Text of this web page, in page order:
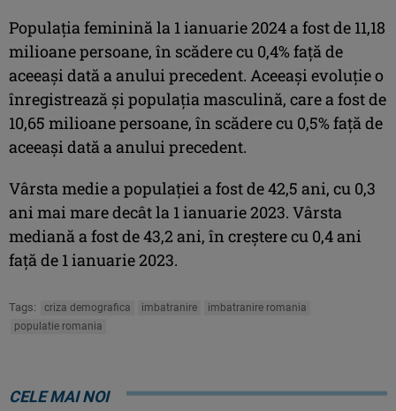
Populaţia feminină la 1 ianuarie 2024 a fost de 11,18
milioane persoane, în scădere cu 0,4% faţă de
aceeaşi dată a anului precedent. Aceeaşi evoluţie o
înregistrează şi populaţia masculină, care a fost de
10,65 milioane persoane, în scădere cu 0,5% faţă de
aceeaşi dată a anului precedent.
Vârsta medie a populaţiei a fost de 42,5 ani, cu 0,3
ani mai mare decât la 1 ianuarie 2023. Vârsta
mediană a fost de 43,2 ani, în creştere cu 0,4 ani
faţă de 1 ianuarie 2023.
Tags: criza demografica imbatranire
imbatranire romania
populatie romania
CELE MAI NOI